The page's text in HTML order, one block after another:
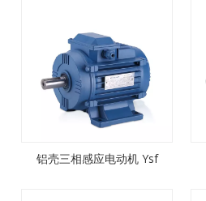
铝壳三相感应电动机 Ysf